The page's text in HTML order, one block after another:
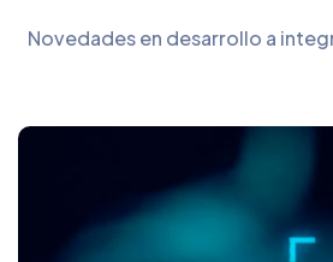
Novedades en desarrollo a